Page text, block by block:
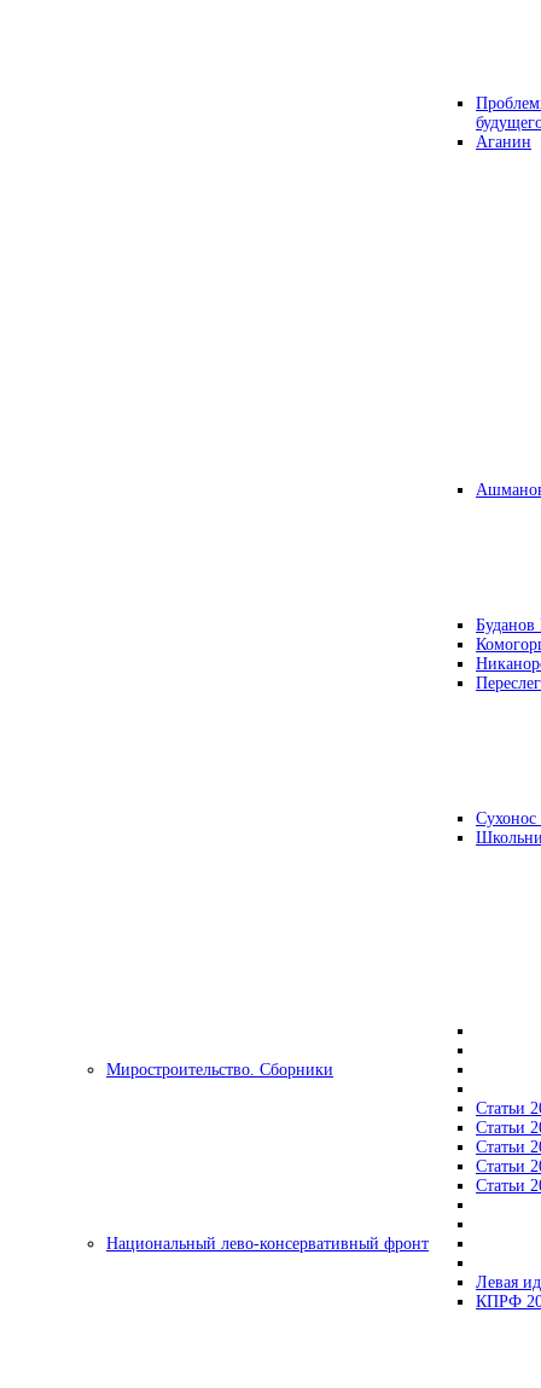
Аганин
Буданов
Миростроительство. Сборники
Статьи
Статьи
Статьи
Статьи
Статьи
Национальный лево-консервативный фронт
Левая
КПРФ